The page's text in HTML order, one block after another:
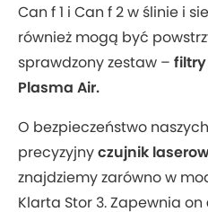
Can f 1 i Can f 2 w ślinie i
również mogą być
sprawdzony zestaw – filtry
Plasma Air.
O bezpieczeństwo
precyzyjnyczujnik
znajdziemy zarówno w
Klarta Stor 3. Zapewnia on